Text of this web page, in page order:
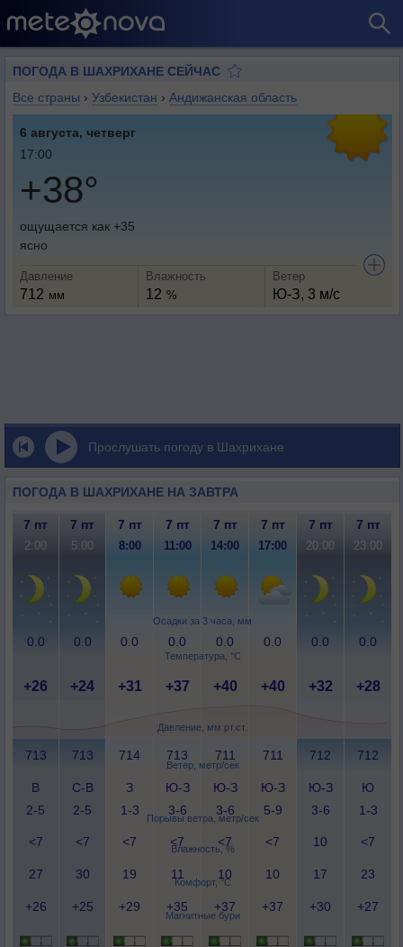
ПОГОДА В ШАХРИХАНЕ СЕЙЧАС
Все страны › Узбекистан › Андижанская область
6 августа, четверг
17:00
+38°
ощущается как +35
ясно
Давление
712 мм
Влажность
12 %
Ветер
Ю-З, 3 м/с
Прослушать погоду в Шахрихане
ПОГОДА В ШАХРИХАНЕ НА ЗАВТРА
Осадки за 3 часа, мм
Температура, °C
Давление, мм рт.ст.
Ветер, метр/сек
Порывы ветра, метр/сек
Влажность, %
Комфорт, °C
Магнитные бури
7 пт 7 пт 7 пт 7 пт 7 пт 7 пт 7 пт 7 пт
2:00 5:00 8:00 11:00 14:00 17:00 20:00 23:00
0.0 0.0 0.0 0.0 0.0 0.0 0.0 0.0
+26 +24 +31 +37 +40 +40 +32 +28
713 713 714 713 711 711 712 712
В
2-5
С-В
2-5
З
1-3
Ю-З
3-6
Ю-З
3-6
Ю-З
5-9
Ю-З
3-6
Ю
1-3
<7 <7 <7 <7 <7 <7 10 <7
27 30 19 11 10 10 17 23
+26 +25 +29 +35 +37 +37 +30 +27